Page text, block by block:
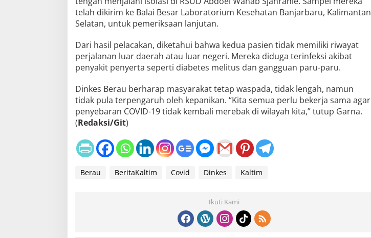
telah dikirim ke Balai Besar Laboratorium Kesehatan Banjarbaru, Kalimantan
Selatan, untuk pemeriksaan lanjutan.
Dari hasil pelacakan, diketahui bahwa kedua pasien tidak memiliki riwayat
perjalanan luar daerah atau luar negeri. Mereka diduga terinfeksi akibat
penyakit penyerta seperti diabetes melitus dan gangguan paru-paru.
Dinkes Berau berharap masyarakat tetap waspada, tidak lengah, namun
tidak pula terpengaruh oleh kepanikan. “Kita semua perlu bekerja sama agar
penyebaran COVID-19 tidak kembali merebak di wilayah kita,” tutup Garna.
(Redaksi/Git)
Berau BeritaKaltim Covid Dinkes Kaltim
Ikuti Kami